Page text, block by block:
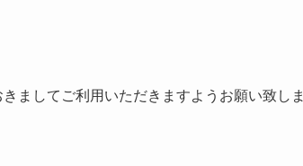
ましてご利用いただきますようお願い致しま